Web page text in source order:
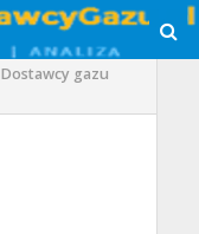
Dostawcy gazu